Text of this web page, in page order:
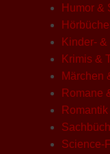
Humor &
Kinder-
Krimis &
Märchen
Romane
Romantik
Science-